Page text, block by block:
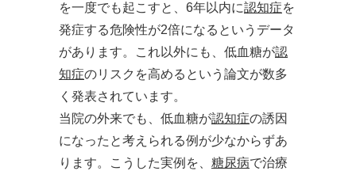
を一度でも起こすと、6年以内に認知症を
発症する危険性が2倍になるというデータ
があります。これ以外にも、低血糖が認
知症のリスクを高めるという論文が数多
く発表されています。
当院の外来でも、低血糖が認知症の誘因
になったと考えられる例が少なからずあ
ります。こうした実例を、 糖尿病で治療